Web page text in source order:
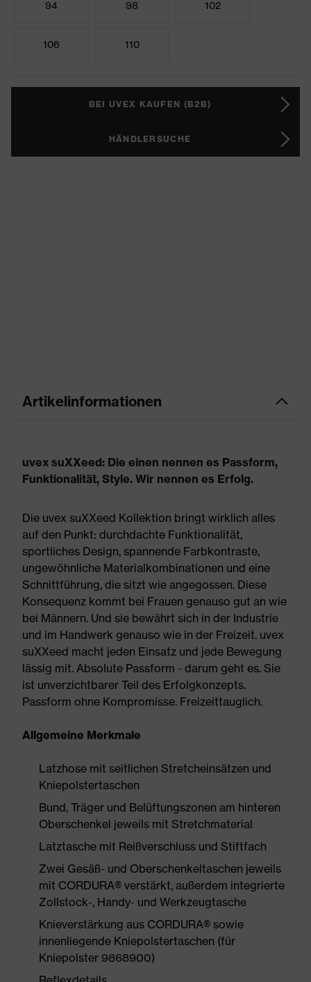
94 98 102
106 110
BEI UVEX KAUFEN (B2B)
HÄNDLERSUCHE
Artikelinformationen
uvex suXXeed: Die einen nennen es Passform,
Funktionalität, Style. Wir nennen es Erfolg.
Die uvex suXXeed Kollektion bringt wirklich alles
auf den Punkt: durchdachte Funktionalität,
sportliches Design, spannende Farbkontraste,
ungewöhnliche Materialkombinationen und eine
Schnittführung, die sitzt wie angegossen. Diese
Konsequenz kommt bei Frauen genauso gut an wie
bei Männern. Und sie bewährt sich in der Industrie
und im Handwerk genauso wie in der Freizeit. uvex
suXXeed macht jeden Einsatz und jede Bewegung
lässig mit. Absolute Passform - darum geht es. Sie
ist unverzichtbarer Teil des Erfolgkonzepts.
Passform ohne Kompromisse. Freizeittauglich.
Allgemeine Merkmale
Latzhose mit seitlichen Stretcheinsätzen und
Kniepolstertaschen
Bund, Träger und Belüftungszonen am hinteren
Oberschenkel jeweils mit Stretchmaterial
Latztasche mit Reißverschluss und Stiftfach
Zwei Gesäß- und Oberschenkeltaschen jeweils
mit CORDURA® verstärkt, außerdem integrierte
Zollstock-, Handy- und Werkzeugtasche
Knieverstärkung aus CORDURA® sowie
innenliegende Kniepolstertaschen (für
Kniepolster 9868900)